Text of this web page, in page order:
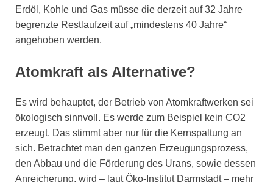
Erdöl, Kohle und Gas müsse die derzeit auf 32 Jahre
begrenzte Restlaufzeit auf „mindestens 40 Jahre“
angehoben werden.
Atomkraft als Alternative?
Es wird behauptet, der Betrieb von Atomkraftwerken sei
ökologisch sinnvoll. Es werde zum Beispiel kein CO2
erzeugt. Das stimmt aber nur für die Kernspaltung an
sich. Betrachtet man den ganzen Erzeugungsprozess,
den Abbau und die Förderung des Urans, sowie dessen
Anreicherung, wird – laut Öko-Institut Darmstadt – mehr